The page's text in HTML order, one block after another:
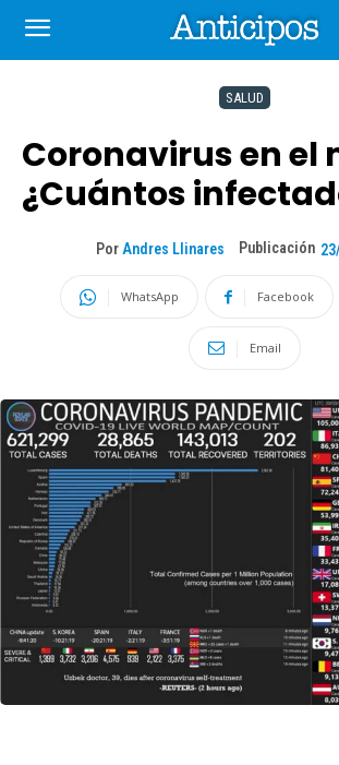
SALUD
Coronavirus en el
¿Cuántos
Por Andres Llinares Publicación
WhatsApp Facebook
Email